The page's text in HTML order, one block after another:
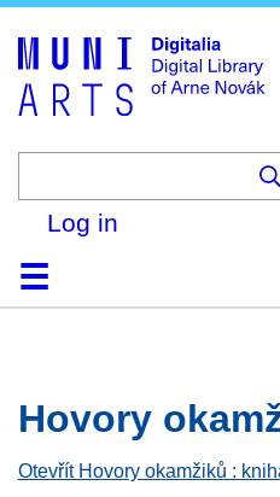
Log in
HomeBrowse
Search
About
HelpContact
Hovory
Otevřít Hovory okamžiků :